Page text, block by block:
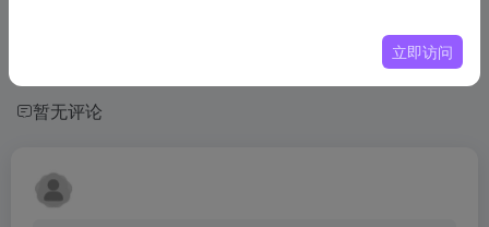
暂无评论
立即访问